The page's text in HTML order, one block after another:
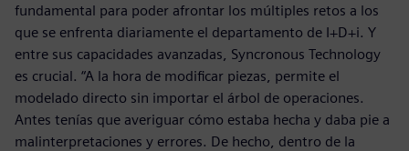
fundamental para poder afrontar los múltiples retos a los
que se enfrenta diariamente el departamento de I+D+i. Y
entre sus capacidades avanzadas, Syncronous Technology
es crucial. “A la hora de modificar piezas, permite el
modelado directo sin importar el árbol de operaciones.
Antes tenías que averiguar cómo estaba hecha y daba pie a
malinterpretaciones y errores. De hecho, dentro de la